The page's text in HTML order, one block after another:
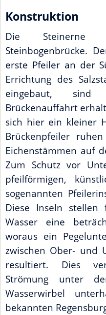
Konstruktion
Die
Steinbogenbrücke.
erste Pfeiler an der
Errichtung des
eingebaut,
Brückenauffahrt
sich hier ein kleiner
Brückenpfeiler
Eichenstämmen auf
Zum Schutz vor
pfeilförmigen,
sogenannten
Diese Inseln stellen
Wasser eine
woraus ein
zwischen Ober- und
resultiert. Dies
Strömung unter
Wasserwirbel
bekannten